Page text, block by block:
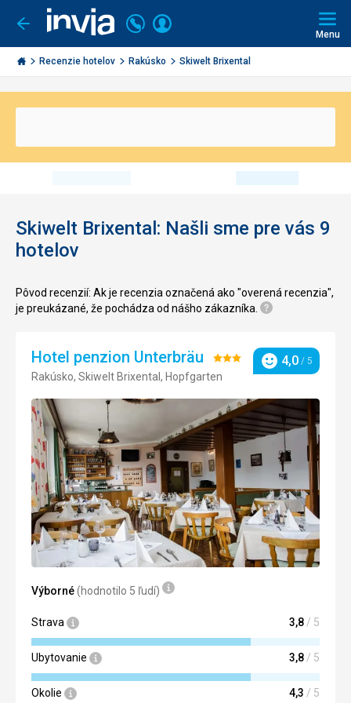
Ísť
späť
Invia.sk
Volajte
+421
2
3221
Prihlásiť
Menu
Recenzie hotelov Rakúsko Skiwelt Brixental
Skiwelt Brixental: Našli sme pre vás 9
hotelov
Pôvod recenzií: Ak je recenzia označená ako "overená recenzia",
je preukázané, že pochádza od nášho zákazníka.
Hotel penzion Unterbräu Hodnotenie:
3/5
Rakúsko, Skiwelt Brixental, Hopfgarten
Hodnotenie
4,0 / 5
Výborné(hodnotilo 5 ľudí)
Strava 3,8 / 5
Ubytovanie 3,8 / 5
Okolie 4,3 / 5